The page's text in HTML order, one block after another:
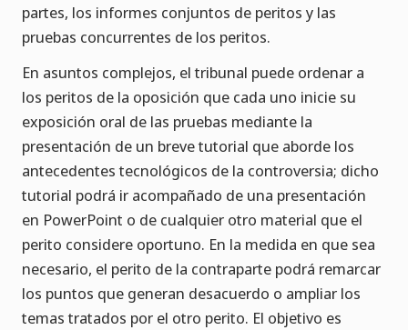
partes, los informes conjuntos de peritos y las
pruebas concurrentes de los peritos.
En asuntos complejos, el tribunal puede ordenar a
los peritos de la oposición que cada uno inicie su
exposición oral de las pruebas mediante la
presentación de un breve tutorial que aborde los
antecedentes tecnológicos de la controversia; dicho
tutorial podrá ir acompañado de una presentación
en PowerPoint o de cualquier otro material que el
perito considere oportuno. En la medida en que sea
necesario, el perito de la contraparte podrá remarcar
los puntos que generan desacuerdo o ampliar los
temas tratados por el otro perito. El objetivo es